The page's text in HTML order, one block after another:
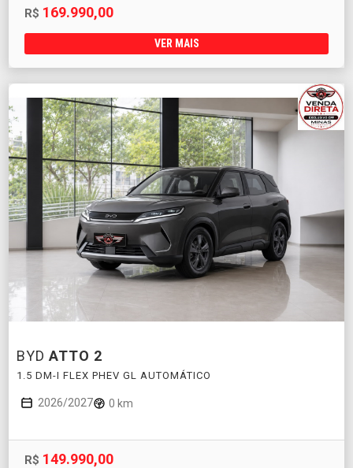
R$ 169.990,00
VER MAIS
BYD ATTO 2
1.5 DM-I FLEX PHEV GL AUTOMÁTICO
2026/2027 0 km
R$ 149.990,00